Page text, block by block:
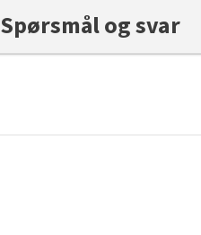
Spørsmål og svar